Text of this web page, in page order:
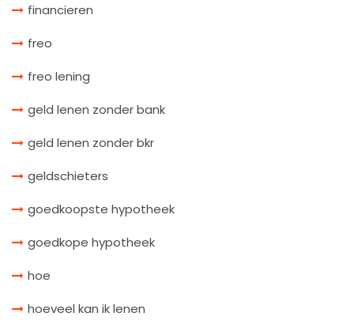
financieren
freo
freo lening
geld lenen zonder bank
geld lenen zonder bkr
geldschieters
goedkoopste hypotheek
goedkope hypotheek
hoe
hoeveel kan ik lenen